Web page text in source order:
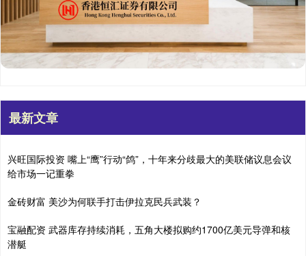
最新文章
兴旺国际投资 嘴上“鹰”行动“鸽”，十年来分歧最大的美联储议息会议
给市场一记重拳
金砖财富 美沙为何联手打击伊拉克民兵武装？
宝融配资 武器库存持续消耗，五角大楼拟购约1700亿美元导弹和核
潜艇